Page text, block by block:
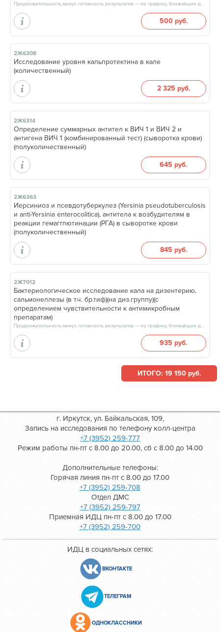
Продолжительность минут, готовность результатов — по графику, ближайшие даты: 11.08.26, 13.08.26, 15.08.26, 18.08.26, результат через 3 рабочих дня, после 13:00
500 руб.
2Ж6308
Исследование уровня кальпротектина в кале
(количественный)
2 325 руб.
2Ж6314
Определение суммарных антител к ВИЧ 1 и ВИЧ 2 и
антигена ВИЧ 1 (комбинированный тест) (сыворотка крови)
(полуколичественный)
645 руб.
2Ж6363
Иерсиниоз и псевдотуберкулез (Yersinia pseudotuberculosis
и anti-Yersinia enterocolitica), антитела к возбудителям в
реакции гемагглютинации (РГА) в сыворотке крови
(полуколичественный)
845 руб.
2Ж7012
Бактериологическое исследование кала на дизентерию,
сальмонеллезы (в т.ч. бр.тиф)(на диз.группу)(с
определением чувствительности к антимикробным
препаратам)
Продолжительность минут, готовность результатов — по графику, ближайшие даты: 10.08.26, 11.08.26, 12.08.26, 13.08.26, результат через 6 рабочих дней, после 17:00
935 руб.
ИТОГО: 19 150 руб.
г. Иркутск, ул. Байкальская, 109,
Запись на исследования по телефону колл-центра
+7 (3952) 259-777
Режим работы пн-пт с 8.00 до 20.00, сб с 8.00 до 14.00
Дополнительные телефоны:
Горячая линия пн-пт с 8.00 до 17.00
+7 (3952) 259-708
Отдел ДМС
+7 (3952) 259-797
Приемная ИДЦ пн-пт с 8.00 до 17.00
+7 (3952) 259-700
ИДЦ в социальных сетях:
ВКОНТАКТЕ
ТЕЛЕГРАМ
ОДНОКЛАССНИКИ